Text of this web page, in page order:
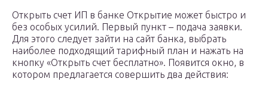
Открыть счет ИП в банке Открытие может быстро и
без особых усилий. Первый пункт – подача заявки.
Для этого следует зайти на сайт банка, выбрать
наиболее подходящий тарифный план и нажать на
кнопку «Открыть счет бесплатно». Появится окно, в
котором предлагается совершить два действия: